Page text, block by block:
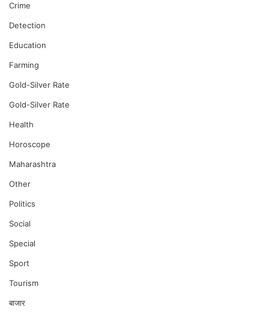
Crime
Detection
Education
Farming
Gold-Silver Rate
Gold-Silver Rate
Health
Horoscope
Maharashtra
Other
Politics
Social
Special
Sport
Tourism
बाजार